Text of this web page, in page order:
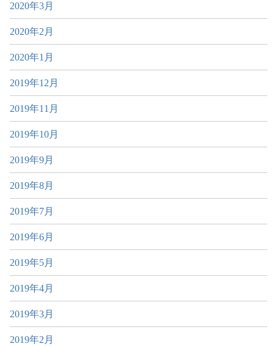
2020年3月
2020年2月
2020年1月
2019年12月
2019年11月
2019年10月
2019年9月
2019年8月
2019年7月
2019年6月
2019年5月
2019年4月
2019年3月
2019年2月